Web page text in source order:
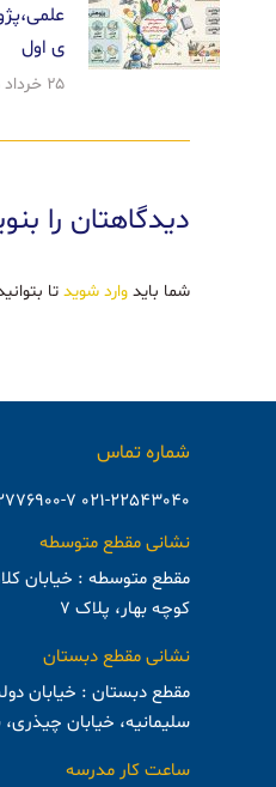
ی اول
۲۵ خرداد ۱۴۰۵
دیدگاهتان را
شما باید وارد شوید تا
شماره تماس
021-22543040 021-22776900-7
نشانی مقطع متوسطه
مقطع متوسطه : خیابان
کوچه بهار، پلاک ۷
نشانی مقطع دبستان
مقطع دبستان : خیابان
سلیمانیه، خیابان
ساعت کار مدرسه